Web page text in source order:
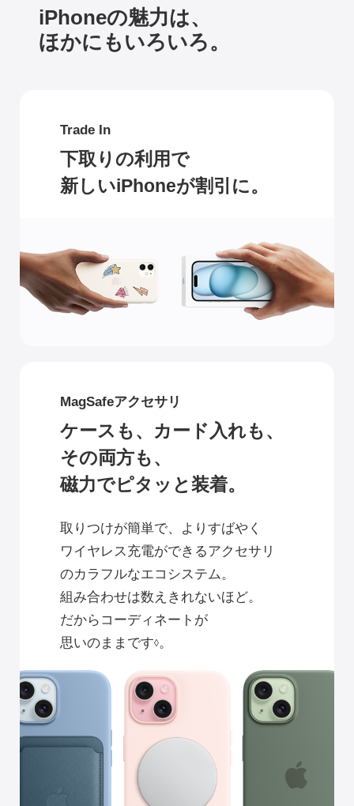
iPhoneの魅力は、
ほかにもいろいろ。
Trade In
下取りの利用で
新しいiPhoneが割引に。
MagSafeアクセサリ
ケースも、カード入れも、
その両方も、
磁力でピタッと装着。
取りつけが簡単で、よりすばやく
ワイヤレス充電ができるアクセサリ
のカラフルなエコシステム。
組み合わせは数えきれないほど。
だからコーディネートが
思いのままです◊。